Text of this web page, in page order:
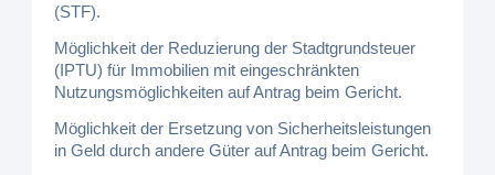
(STF).
Möglichkeit der Reduzierung der Stadtgrundsteuer
(IPTU) für Immobilien mit eingeschränkten
Nutzungsmöglichkeiten auf Antrag beim Gericht.
Möglichkeit der Ersetzung von Sicherheitsleistungen
in Geld durch andere Güter auf Antrag beim Gericht.